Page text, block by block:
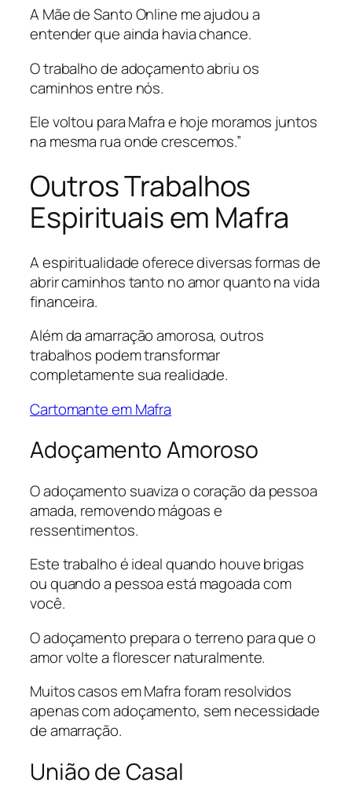
A Mãe de Santo Online me ajudou a
entender que ainda havia chance.
O trabalho de adoçamento abriu os
caminhos entre nós.
Ele voltou para Mafra e hoje moramos juntos
na mesma rua onde crescemos.”
Outros Trabalhos
Espirituais em Mafra
A espiritualidade oferece diversas formas de
abrir caminhos tanto no amor quanto na vida
financeira.
Além da amarração amorosa, outros
trabalhos podem transformar
completamente sua realidade.
Cartomante em Mafra
Adoçamento Amoroso
O adoçamento suaviza o coração da pessoa
amada, removendo mágoas e
ressentimentos.
Este trabalho é ideal quando houve brigas
ou quando a pessoa está magoada com
você.
O adoçamento prepara o terreno para que o
amor volte a florescer naturalmente.
Muitos casos em Mafra foram resolvidos
apenas com adoçamento, sem necessidade
de amarração.
União de Casal